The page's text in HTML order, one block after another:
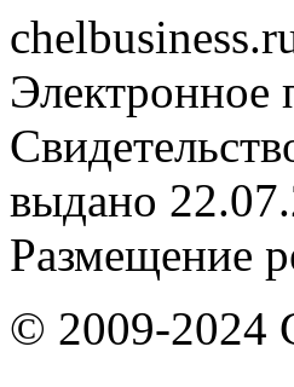
Электронное
выдано
Размещение
© 2009-2024